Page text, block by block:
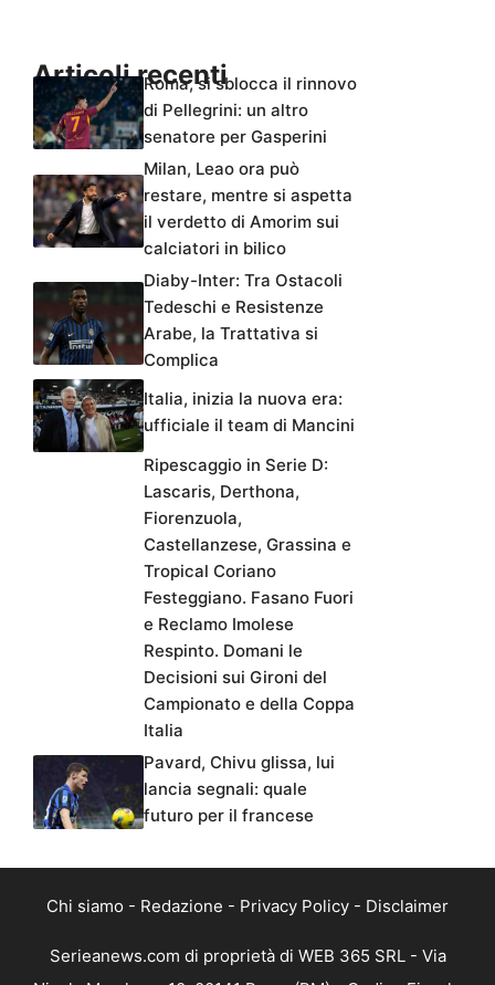
Articoli recentiRoma, si sblocca il rinnovo
di Pellegrini: un altro
senatore per Gasperini
Milan, Leao ora può
restare, mentre si aspetta
il verdetto di Amorim sui
calciatori in bilico
Diaby-Inter: Tra Ostacoli
Tedeschi e Resistenze
Arabe, la Trattativa si
Complica
Italia, inizia la nuova era:
ufficiale il team di Mancini
Ripescaggio in Serie D:
Lascaris, Derthona,
Fiorenzuola,
Castellanzese, Grassina e
Tropical Coriano
Festeggiano. Fasano Fuori
e Reclamo Imolese
Respinto. Domani le
Decisioni sui Gironi del
Campionato e della Coppa
Italia
Pavard, Chivu glissa, lui
lancia segnali: quale
futuro per il francese
Chi siamo - Redazione - Privacy Policy - Disclaimer
Serieanews.com di proprietà di WEB 365 SRL - Via